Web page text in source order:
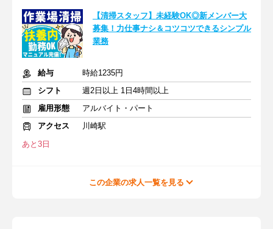
【清掃スタッフ】未経験OK◎新メンバー大
募集！力仕事ナシ＆コツコツできるシンプル
業務
給与
時給1235円
シフト
週2日以上 1日4時間以上
雇用形態
アルバイト・パート
アクセス
川崎駅
あと3日
この企業の求人一覧を見る